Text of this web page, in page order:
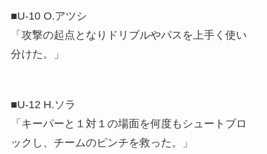
■U-10 O.アツシ
「攻撃の起点となりドリブルやパスを上手く使い
分けた。」
■U-12 H.ソラ
「キーパーと１対１の場面を何度もシュートブロ
ックし、チームのピンチを救った。」